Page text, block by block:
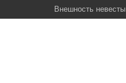
Внешность невесты